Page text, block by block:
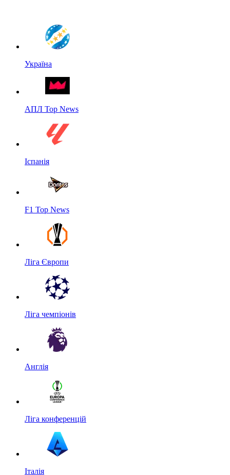
Україна
АПЛ Top News
Іспанія
F1 Top News
Ліга Європи
Ліга чемпіонів
Англія
Ліга конференцій
Італія